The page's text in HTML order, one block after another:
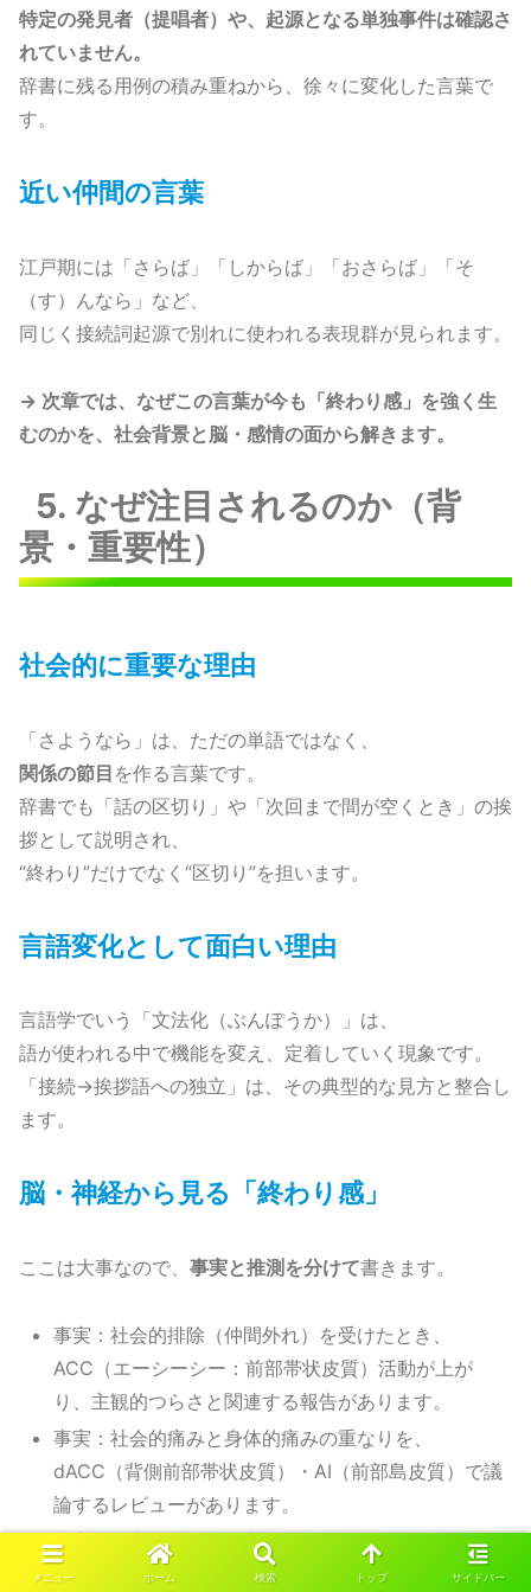
特定の発見者（提唱者）や、起源となる単独事件は確認さ
れていません。
辞書に残る用例の積み重ねから、徐々に変化した言葉で
す。
近い仲間の言葉
江戸期には「さらば」「しからば」「おさらば」「そ
（す）んなら」など、
同じく接続詞起源で別れに使われる表現群が見られます。
→ 次章では、なぜこの言葉が今も「終わり感」を強く生
むのかを、社会背景と脳・感情の面から解きます。
5. なぜ注目されるのか（背
景・重要性）
社会的に重要な理由
「さようなら」は、ただの単語ではなく、
関係の節目 を作る言葉です。
辞書でも「話の区切り」や「次回まで間が空くとき」の挨
拶として説明され、
“終わり”だけでなく“区切り”を担います。
言語変化として面白い理由
言語学でいう「文法化（ぶんぽうか）」は、
語が使われる中で機能を変え、定着していく現象です。
「接続→挨拶語への独立」は、その典型的な見方と整合し
ます。
脳・神経から見る「終わり感」
ここは大事なので、 事実と推測を分けて書きます。
事実：社会的排除（仲間外れ）を受けたとき、
ACC（エーシーシー：前部帯状皮質）活動が上が
り、主観的つらさと関連する報告があります。
事実：社会的痛みと身体的痛みの重なりを、
dACC（背側前部帯状皮質）・AI（前部島皮質）で議
論するレビューがあります。
事実：一方で、両者は完全同一ではなく、区別可能
という報告もあります。
メニュー ホーム 検索 トップ サイドバー